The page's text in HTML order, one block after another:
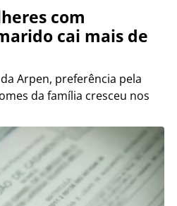
com
cai mais de
Arpen, preferência pela
da família cresceu nos